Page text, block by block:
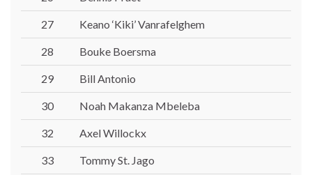
27 Keano ‘Kiki’ Vanrafelghem
28 Bouke Boersma
29 Bill Antonio
30 Noah Makanza Mbeleba
32 Axel Willockx
33 Tommy St. Jago